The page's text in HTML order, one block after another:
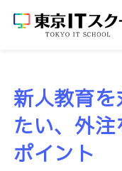
新人教育
たい、外
ポイント